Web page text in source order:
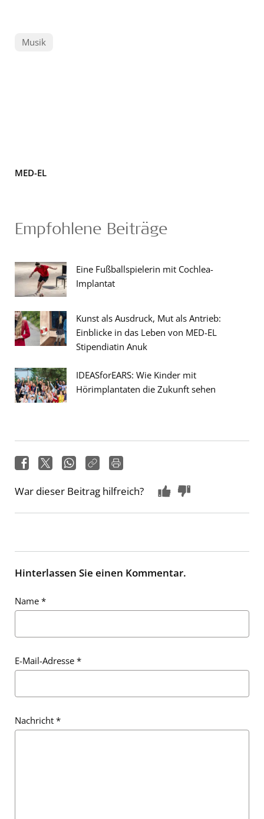
Musik
MED-EL
Empfohlene Beiträge
Eine Fußballspielerin mit Cochlea-
Implantat
Kunst als Ausdruck, Mut als Antrieb:
Einblicke in das Leben von MED-EL
Stipendiatin Anuk
IDEASforEARS: Wie Kinder mit
Hörimplantaten die Zukunft sehen
War dieser Beitrag hilfreich?
Hinterlassen Sie einen Kommentar.
Name *
E-Mail-Adresse *
Nachricht *